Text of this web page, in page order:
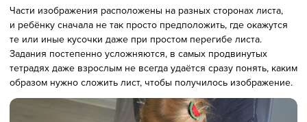
Части изображения расположены на разных сторонах листа,
и ребёнку сначала не так просто предположить, где окажутся
те или иные кусочки даже при простом перегибе листа.
Задания постепенно усложняются, в самых продвинутых
тетрадях даже взрослым не всегда удаётся сразу понять, каким
образом нужно сложить лист, чтобы получилось изображение.